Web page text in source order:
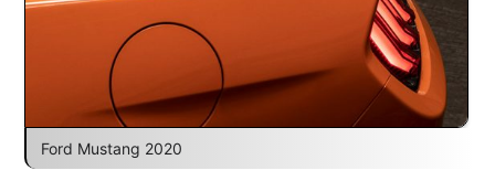
Ford Mustang 2020